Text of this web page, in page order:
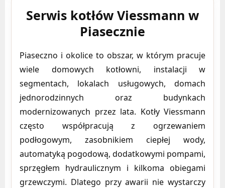
Serwis kotłów Viessmann w
Piasecznie
Piaseczno i okolice to obszar, w którym pracuje
wiele domowych kotłowni, instalacji w
segmentach, lokalach usługowych, domach
jednorodzinnych oraz budynkach
modernizowanych przez lata. Kotły Viessmann
często współpracują z ogrzewaniem
podłogowym, zasobnikiem ciepłej wody,
automatyką pogodową, dodatkowymi pompami,
sprzęgłem hydraulicznym i kilkoma obiegami
grzewczymi. Dlatego przy awarii nie wystarczy